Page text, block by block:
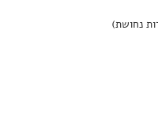
נחושת)